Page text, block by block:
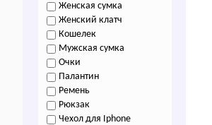
Женская сумка
Женский клатч
Кошелек
Мужская сумка
Очки
Палантин
Ремень
Рюкзак
Чехол для Iphone